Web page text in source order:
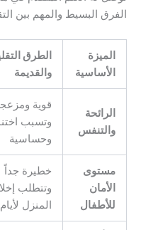
الفرق البسيط والمهم بين
الميزة
الأساسية
الطرق
والقديمة
الرائحة
والتنفس
قوية
وتسبب
وحساسية
مستوى
الأمان
للأطفال
خطيرة جداً
وتتطلب
المنزل لأيام